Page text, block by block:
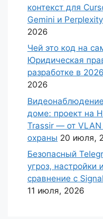
контекст для
Gemini и Perplexity
2026
Чей это код на
Юридическая
разработке в 2026
2026
доме: проект на
Trassir — от VLAN
охраны 20 июля,
Безопасный
угроз, настройки
сравнение с
11 июля, 2026